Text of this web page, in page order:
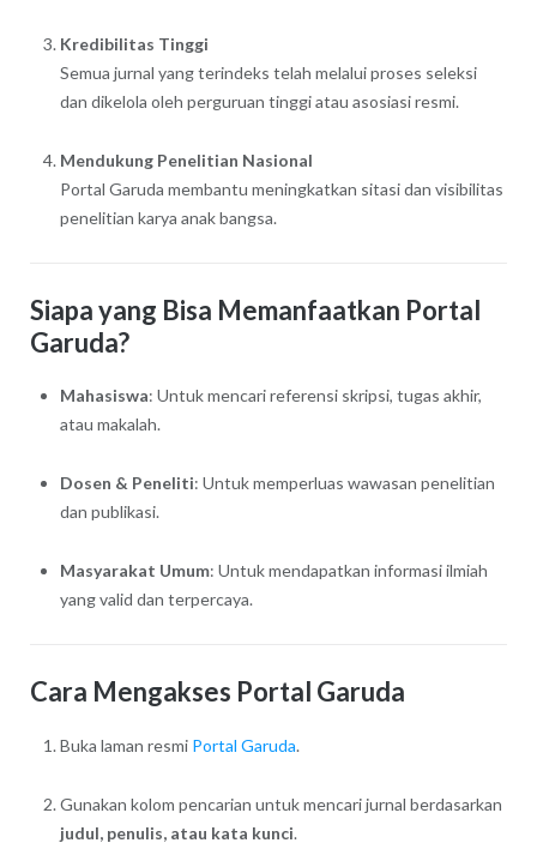
Kredibilitas Tinggi
Semua jurnal yang terindeks telah melalui proses seleksi
dan dikelola oleh perguruan tinggi atau asosiasi resmi.
Mendukung Penelitian Nasional
Portal Garuda membantu meningkatkan sitasi dan visibilitas
penelitian karya anak bangsa.
Siapa yang Bisa Memanfaatkan Portal
Garuda?
Mahasiswa: Untuk mencari referensi skripsi, tugas akhir,
atau makalah.
Dosen & Peneliti: Untuk memperluas wawasan penelitian
dan publikasi.
Masyarakat Umum: Untuk mendapatkan informasi ilmiah
yang valid dan terpercaya.
Cara Mengakses Portal Garuda
Buka laman resmi Portal Garuda.
Gunakan kolom pencarian untuk mencari jurnal berdasarkan
judul, penulis, atau kata kunci.